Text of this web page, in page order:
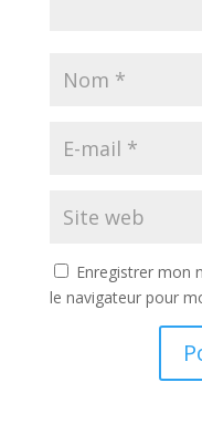
Enregistrer mon
le navigateur pour